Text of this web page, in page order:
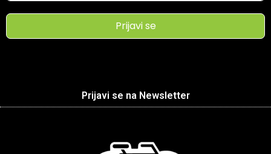
Prijavi se
Prijavi se na Newsletter